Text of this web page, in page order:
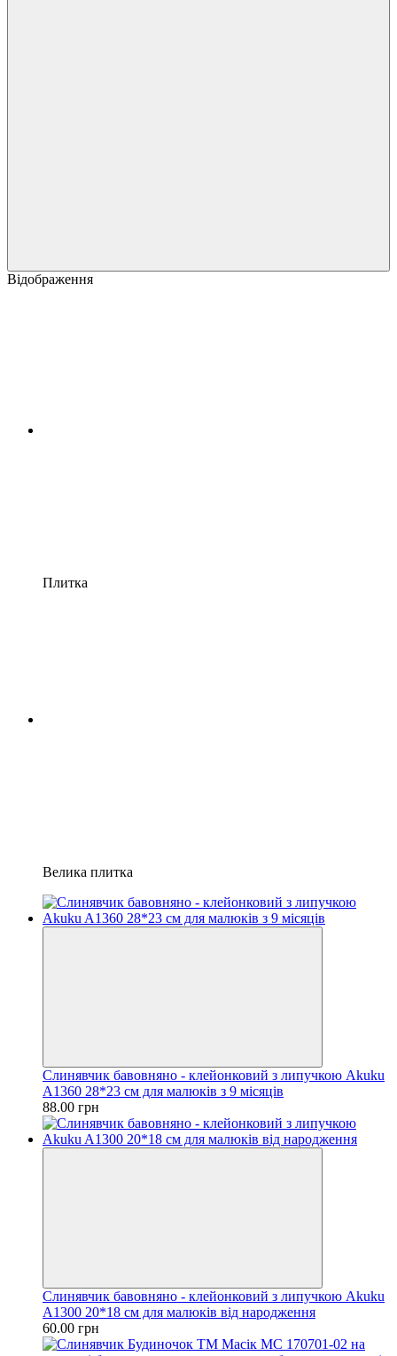
Відображення
Плитка
Велика плитка
Слинявчик бавовняно - клейонковий з липучкою Akuku
A1360 28*23 см для малюків з 9 місяців
88.00 грн
Слинявчик бавовняно - клейонковий з липучкою Akuku
A1300 20*18 см для малюків від народження
60.00 грн